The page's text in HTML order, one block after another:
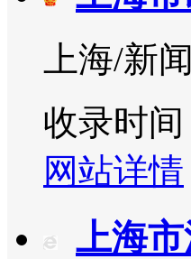
上海/新
收录时间
网站详情
上海